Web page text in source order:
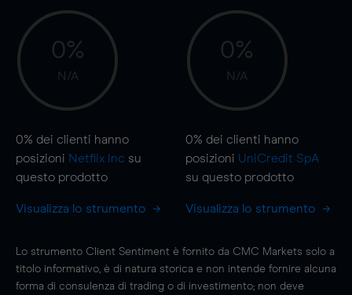
0%
N/A
0% dei clienti hanno
posizioni Netflix Inc su
questo prodotto
Visualizza lo strumento
0%
N/A
0% dei clienti hanno
posizioni UniCredit SpA
su questo prodotto
Visualizza lo strumento
Lo strumento Client Sentiment è fornito da CMC Markets solo a
titolo informativo, è di natura storica e non intende fornire alcuna
forma di consulenza di trading o di investimento; non deve